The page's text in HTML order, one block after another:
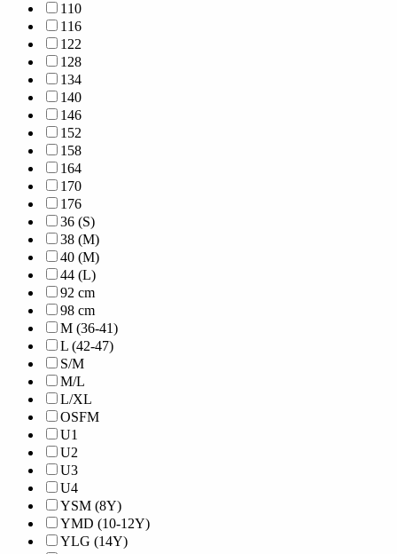
110
116
122
128
134
140
146
152
158
164
170
176
36 (S)
38 (M)
40 (M)
44 (L)
92 cm
98 cm
M (36-41)
L (42-47)
S/M
M/L
L/XL
OSFM
U1
U2
U3
U4
YSM (8Y)
YMD (10-12Y)
YLG (14Y)